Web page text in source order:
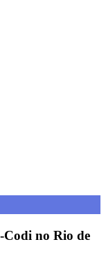
no Rio de